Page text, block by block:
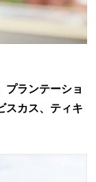
プランテーショ
スカス、ティキ